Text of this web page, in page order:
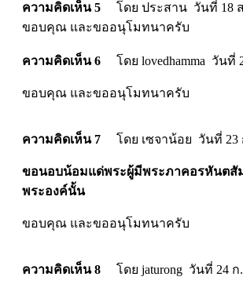
ความคิดเห็น 5 โดย ประสาน วันที่ 18 ส
ขอบคุณ และขออนุโมทนาครับ
ความคิดเห็น 6 โดย lovedhamma วันที่
ขอบคุณ และขออนุโมทนาครับ
ความคิดเห็น 7 โดย เซจาน้อย วันที่ 23
ขอนอบน้อมแด่พระผู้มีพระภาคอรหันตสั
พระองค์นั้น
ขอบคุณ และขออนุโมทนาครับ
ความคิดเห็น 8 โดย jaturong วันที่ 24 ก.